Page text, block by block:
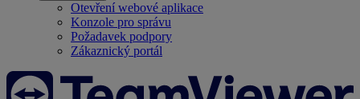
Otevření webové aplikace
Konzole pro správu
Požadavek podpory
Zákaznický portál